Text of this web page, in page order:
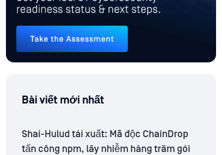
Bài viết mới nhất
Shai-Hulud tái xuất: Mã độc ChainDrop
tấn công npm, lây nhiễm hàng trăm gói